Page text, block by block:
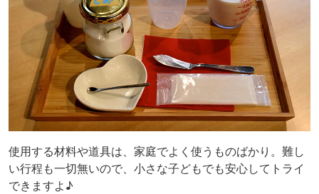
使用する材料や道具は、家庭でよく使うものばかり。難し
い行程も一切無いので、小さな子どもでも安心してトライ
できますよ♪